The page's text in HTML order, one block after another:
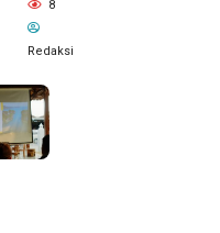
8
Redaksi